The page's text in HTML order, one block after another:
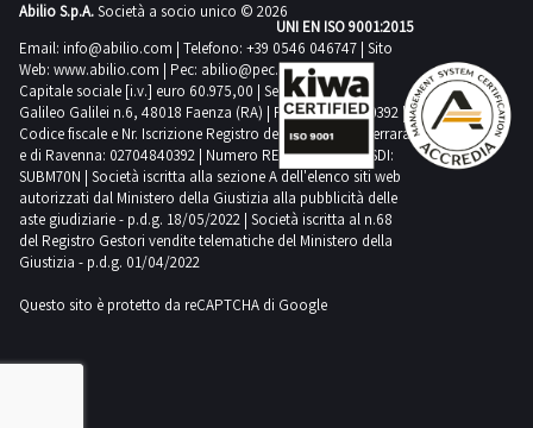
Abilio S.p.A.Società a socio unico © 2026
Email: info@abilio.com | Telefono: +39 0546 046747 | Sito
Web: www.abilio.com | Pec: abilio@pec.illimity.com
Capitale sociale [i.v.] euro 60.975,00 | Sede legale in Via
Galileo Galilei n.6, 48018 Faenza (RA) | P.IVA: 02704840392 |
Codice fiscale e Nr. Iscrizione Registro delle Imprese di Ferrara
e di Ravenna: 02704840392 | Numero REA RA 224830 | SDI:
SUBM70N | Società iscritta alla sezione A dell'elenco siti web
autorizzati dal Ministero della Giustizia alla pubblicità delle
aste giudiziarie - p.d.g. 18/05/2022 | Società iscritta al n.68
del Registro Gestori vendite telematiche del Ministero della
Giustizia - p.d.g. 01/04/2022
Questo sito è protetto da reCAPTCHA di Google
UNI EN ISO 9001:2015